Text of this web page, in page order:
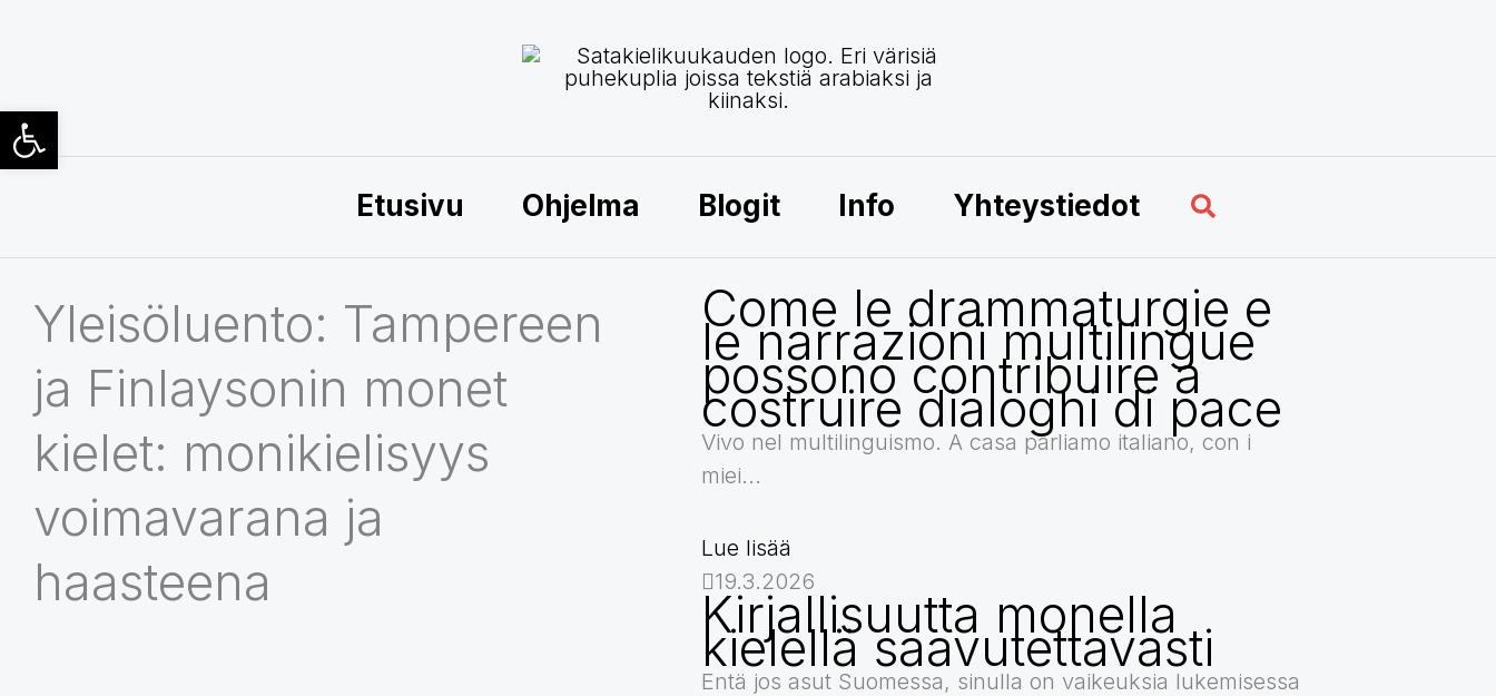
Etusivu Ohjelma Blogit Info Yhteystiedot Hae
Yleisöluento: Tampereen
ja Finlaysonin monet
kielet: monikielisyys
voimavarana ja
haasteena
Come le drammaturgie e
le narrazioni multilingue
possono contribuire a
costruire dialoghi di pace
Vivo nel multilinguismo. A casa parliamo italiano, con i
miei...
Lue lisää
19.3.2026
Kirjallisuutta monella
kielellä saavutettavasti
Entä jos asut Suomessa, sinulla on vaikeuksia lukemisessa
Open toolbar